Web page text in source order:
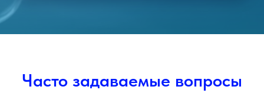
Часто задаваемые вопросы